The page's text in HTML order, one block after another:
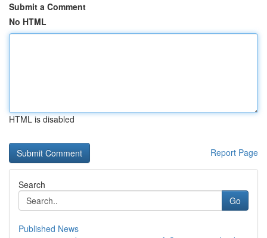
Submit a Comment
No HTML
HTML is disabled
Report Page
Search
Go
Published News